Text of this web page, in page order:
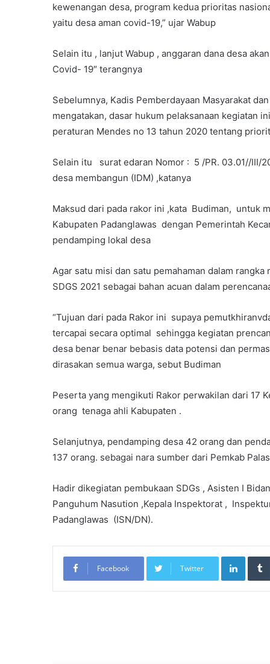
kewenangan desa, program kedua prioritas
yaitu desa aman covid-19,” ujar Wabup
Selain itu , lanjut Wabup , anggaran dana desa
Covid- 19″ terangnya
Sebelumnya, Kadis Pemberdayaan Masyarakat
mengatakan, dasar hukum pelaksanaan kegiatan
peraturan Mendes no 13 tahun 2020 tentang
Selain itu surat edaran Nomor : 5 /PR. 03.01//III/
desa membangun (IDM) ,katanya
Maksud dari pada rakor ini ,kata Budiman, untuk
Kabupaten Padanglawas dengan Pemerintah
pendamping lokal desa
Agar satu misi dan satu pemahaman dalam
SDGS 2021 sebagai bahan acuan dalam
“Tujuan dari pada Rakor ini supaya
tercapai secara optimal sehingga kegiatan
desa benar benar bebasis data potensi dan
dirasakan semua warga, sebut Budiman
Peserta yang mengikuti Rakor perwakilan dari 17
orang tenaga ahli Kabupaten .
Selanjutnya, pendamping desa 42 orang dan
137 orang. sebagai nara sumber dari Pemkab
Hadir dikegiatan pembukaan SDGs , Asisten I
Panguhum Nasution ,Kepala Inspektorat ,
Padanglawas (ISN/DN).
Facebook Twitter
LinkedIn